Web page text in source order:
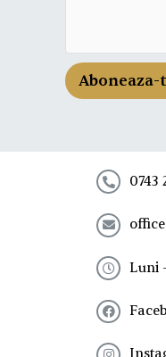
a
-
t
Aboneaza-
0743
Luni